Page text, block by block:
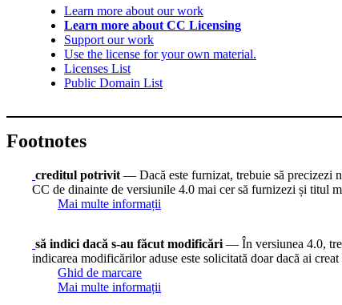
Learn more about our work
Learn more about CC Licensing
Support our work
Use the license for your own material.
Licenses List
Public Domain List
Footnotes
creditul potrivit — Dacă este furnizat, trebuie să precizezi
CC de dinainte de versiunile 4.0 mai cer să furnizezi și titul
Mai multe informații
să indici dacă s-au făcut modificări — În versiunea 4.0,
indicarea modificărilor aduse este solicitată doar dacă ai
Ghid de marcare
Mai multe informații